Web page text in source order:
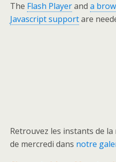
The Flash Playerand a
Javascript supportare
Retrouvez les instants de
de mercredi dans notre